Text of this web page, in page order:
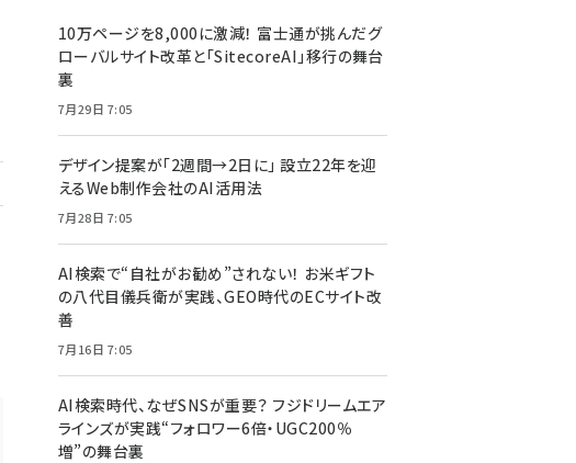
10万ページを8,000に激減！ 富士通が挑んだグ
ローバルサイト改革と「SitecoreAI」移行の舞台
裏
7月29日 7:05
デザイン提案が「2週間→2日に」 設立22年を迎
えるWeb制作会社のAI活用法
7月28日 7:05
AI検索で“自社がお勧め”されない！ お米ギフト
の八代目儀兵衛が実践、GEO時代のECサイト改
善
7月16日 7:05
AI検索時代、なぜSNSが重要？ フジドリームエア
ラインズが実践“フォロワー6倍・UGC200％
増”の舞台裏